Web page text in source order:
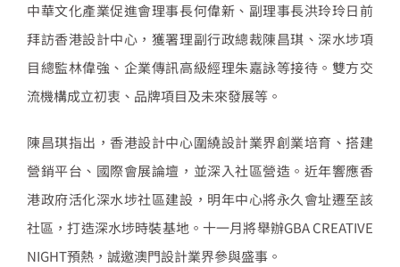
中華文化產業促進會理事長何偉新、副理事長洪玲玲日前
拜訪香港設計中心，獲署理副行政總裁陳昌琪、深水埗項
目總監林偉強、企業傳訊高級經理朱嘉詠等接待。雙方交
流機構成立初衷、品牌項目及未來發展等。
陳昌琪指出，香港設計中心圍繞設計業界創業培育、搭建
營銷平台、國際會展論壇，並深入社區營造。近年響應香
港政府活化深水埗社區建設，明年中心將永久會址遷至該
社區，打造深水埗時裝基地。十一月將舉辦GBA CREATIVE
NIGHT預熱，誠邀澳門設計業界參與盛事。